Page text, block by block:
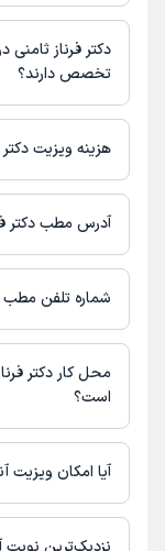
مطب، شماره تماس،
اطلاعات مرتبط با
دکترتو در دسترس باشد
دکتر فرناز ثامنی در
عمومی
دکتر فرناز
تخصص دارند؟
دکتر فرناز ثامنی در
می‌کنند.
هزینه ویزیت
برای اطلاع از هزینه
آدرس مطب دکتر
اطلاعات مربوط به
نیست. برای دریافت
شماره تلفن مطب
شماره تماس مطب دکتر
محل کار دکتر
است؟
اطلاعاتی درباره محل
آیا امکان ویزیت
در حال حاضر اطلاعاتی
دسترس نیست. برای